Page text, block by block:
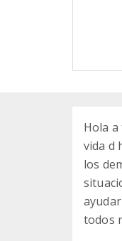
Hola a
vida d
los
todos